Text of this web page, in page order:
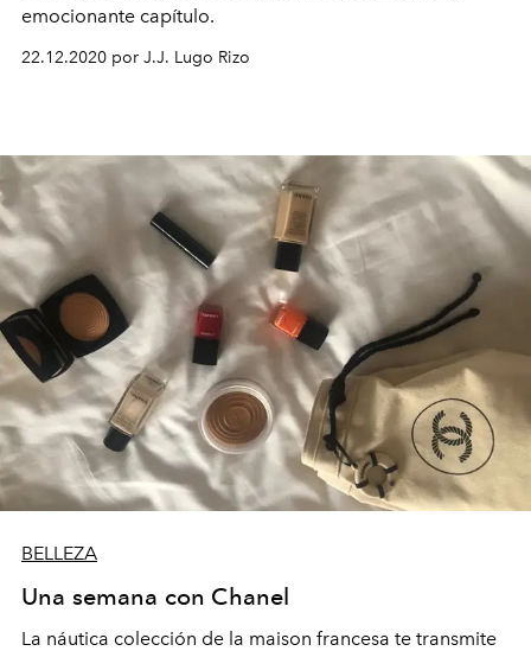
emocionante capítulo.
22.12.2020 por J.J. Lugo Rizo
BELLEZA
Una semana con Chanel
La náutica colección de la maison francesa te transmite